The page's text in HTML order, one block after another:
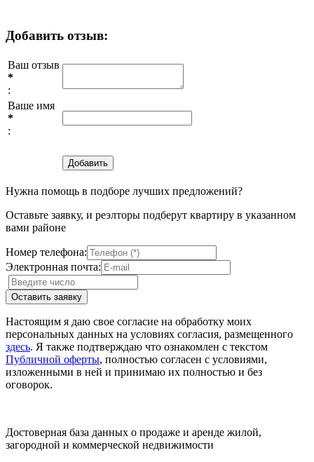
Добавить отзыв:
Ваш отзыв
*
:
Ваше имя
*
:
Нужна помощь в подборе лучших предложений?
Оставьте заявку, и реэлторы подберут квартиру в указанном
вами районе
Номер телефона:
Электронная почта:
Настоящим я даю свое согласие на обработку моих
персональных данных на условиях согласия, размещенного
здесь. Я также подтверждаю что ознакомлен с текстом
Публичной оферты, полностью согласен с условиями,
изложенными в ней и принимаю их полностью и без
оговорок.
Достоверная база данных о продаже и аренде жилой,
загородной и коммерческой недвижимости